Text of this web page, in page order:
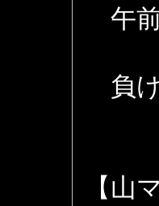
午
負
【山